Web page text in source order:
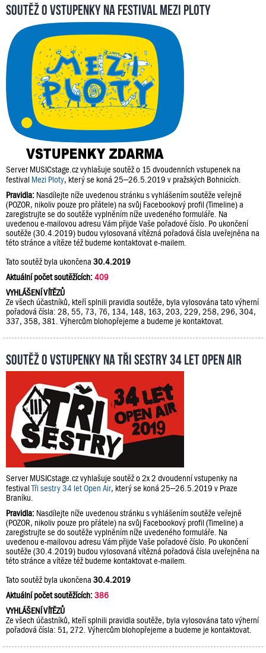
Soutěž o vstupenky na festival Mezi Ploty
Server MUSICstage.cz vyhlašuje soutěž o 15 dvoudenních vstupenek na
festival Mezi Ploty, který se koná 25–26.5.2019 v pražských Bohnicích.
Pravidla: Nasdílejte níže uvedenou stránku s vyhlášením soutěže veřejně
(POZOR, nikoliv pouze pro přátele) na svůj Facebookový profil (Timeline) a
zaregistrujte se do soutěže vyplněním níže uvedeného formuláře. Na
uvedenou e-mailovou adresu Vám přijde Vaše pořadové číslo. Po ukončení
soutěže (30.4.2019) budou vylosovaná vítězná pořadová čísla uveřejněna na
této stránce a vítěze též budeme kontaktovat e-mailem.
Tato soutěž byla ukončena 30.4.2019
Aktuální počet soutěžících:409
VYHLÁŠENÍ VÍTĚZŮ
Ze všech účastníků, kteří splnili pravidla soutěže, byla vylosována tato výherní
pořadová čísla: 28, 55, 73, 76, 134, 148, 163, 203, 229, 258, 296, 304,
337, 358, 381. Výhercům blohopřejeme a budeme je kontaktovat.
Soutěž o vstupenky na Tři sestry 34 let Open Air
Server MUSICstage.cz vyhlašuje soutěž o 2x 2 dvoudenní vstupenky na
festivalTři sestry 34 let Open Air, který se koná 25–26.5.2019 v Praze
Braníku.
Pravidla: Nasdílejte níže uvedenou stránku s vyhlášením soutěže veřejně
(POZOR, nikoliv pouze pro přátele) na svůj Facebookový profil (Timeline) a
zaregistrujte se do soutěže vyplněním níže uvedeného formuláře. Na
uvedenou e-mailovou adresu Vám přijde Vaše pořadové číslo. Po ukončení
soutěže (30.4.2019) budou vylosovaná vítězná pořadová čísla uveřejněna na
této stránce a vítěze též budeme kontaktovat e-mailem.
Tato soutěž byla ukončena 30.4.2019
Aktuální počet soutěžících:386
VYHLÁŠENÍ VÍTĚZŮ
Ze všech účastníků, kteří splnili pravidla soutěže, byla vylosována tato výherní
pořadová čísla: 51, 272. Výhercům blohopřejeme a budeme je kontaktovat.